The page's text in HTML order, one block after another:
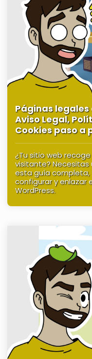
Páginas legales
Aviso Legal,
Cookies paso a
¿Tu sitio web
visitante? Necesitas
esta guía completa,
configurar y enlazar
WordPress.